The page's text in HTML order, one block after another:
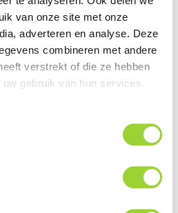
van onze site met onze
adverteren en analyse. Deze
combineren met andere
verstrekt of die ze hebben
gebruik van hun services.